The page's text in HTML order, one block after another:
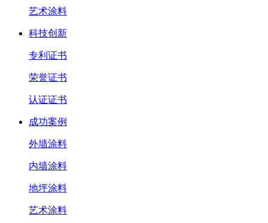
艺术涂料
科技创新
专利证书
荣誉证书
认证证书
成功案例
外墙涂料
内墙涂料
地坪涂料
艺术涂料